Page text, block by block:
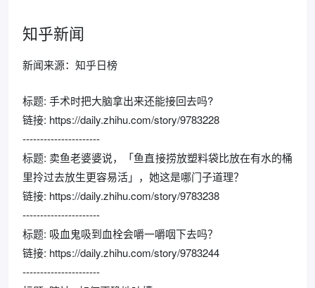
知乎新闻
新闻来源：知乎日榜
标题: 手术时把大脑拿出来还能接回去吗?
链接: https://daily.zhihu.com/story/9783228
----------------------
标题: 卖鱼老婆婆说，「鱼直接捞放塑料袋比放在有水的桶
里拎过去放生更容易活」，她这是哪门子道理？
链接: https://daily.zhihu.com/story/9783238
----------------------
标题: 吸血鬼吸到血栓会嚼一嚼咽下去吗？
链接: https://daily.zhihu.com/story/9783244
----------------------